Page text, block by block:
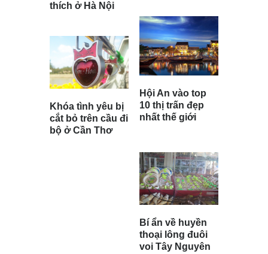
thích ở Hà Nội
Khóa tình yêu bị
cắt bỏ trên cầu đi
bộ ở Cần Thơ
Hội An vào top
10 thị trấn đẹp
nhất thế giới
Bí ẩn về huyền
thoại lông đuôi
voi Tây Nguyên